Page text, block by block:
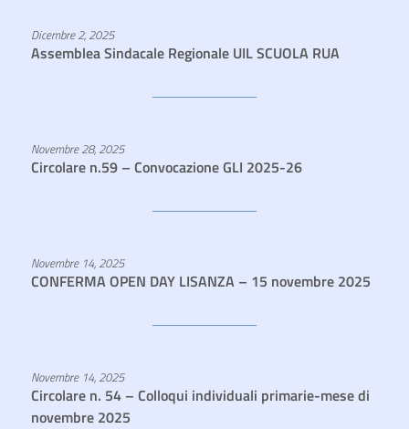
Dicembre 2, 2025
Assemblea Sindacale Regionale UIL SCUOLA RUA
Novembre 28, 2025
Circolare n.59 – Convocazione GLI 2025-26
Novembre 14, 2025
CONFERMA OPEN DAY LISANZA – 15 novembre 2025
Novembre 14, 2025
Circolare n. 54 – Colloqui individuali primarie-mese di
novembre 2025